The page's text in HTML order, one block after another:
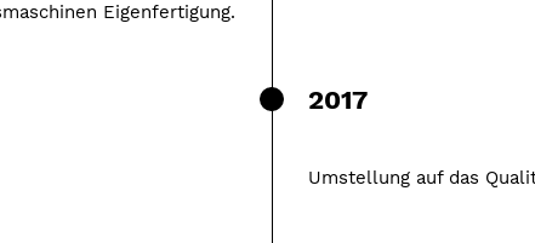
Eigenfertigung.
2017
Umstellung auf das